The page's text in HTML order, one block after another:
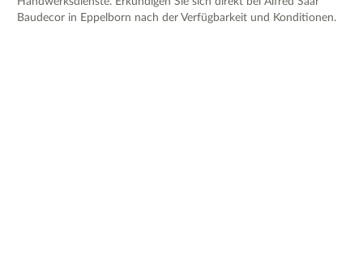
Baudecor in Eppelborn nach der Verfügbarkeit und Konditionen.